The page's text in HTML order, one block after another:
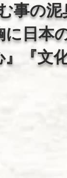
事の
に日本
』『文